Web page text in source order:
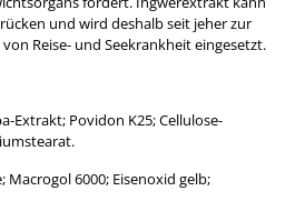
und wird deshalb seit jeher zur
Reise- und Seekrankheit eingesetzt.
Extrakt; Povidon K25; Cellulose-
6000; Eisenoxid gelb;